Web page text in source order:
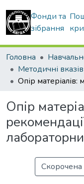
Фонди та
зібрання
Головна
Опір